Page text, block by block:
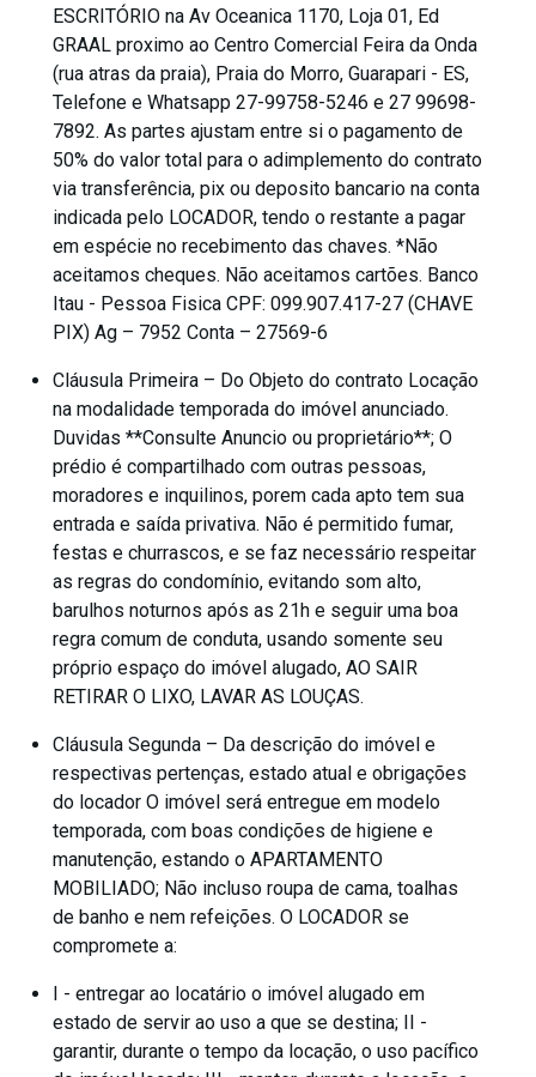
ESCRITÓRIO na Av Oceanica 1170, Loja 01, Ed
GRAAL proximo ao Centro Comercial Feira da Onda
(rua atras da praia), Praia do Morro, Guarapari - ES,
Telefone e Whatsapp 27-99758-5246 e 27 99698-
7892. As partes ajustam entre si o pagamento de
50% do valor total para o adimplemento do contrato
via transferência, pix ou deposito bancario na conta
indicada pelo LOCADOR, tendo o restante a pagar
em espécie no recebimento das chaves. *Não
aceitamos cheques. Não aceitamos cartões. Banco
Itau - Pessoa Fisica CPF: 099.907.417-27 (CHAVE
PIX) Ag – 7952 Conta – 27569-6
Cláusula Primeira – Do Objeto do contrato Locação
na modalidade temporada do imóvel anunciado.
Duvidas **Consulte Anuncio ou proprietário**; O
prédio é compartilhado com outras pessoas,
moradores e inquilinos, porem cada apto tem sua
entrada e saída privativa. Não é permitido fumar,
festas e churrascos, e se faz necessário respeitar
as regras do condomínio, evitando som alto,
barulhos noturnos após as 21h e seguir uma boa
regra comum de conduta, usando somente seu
próprio espaço do imóvel alugado, AO SAIR
RETIRAR O LIXO, LAVAR AS LOUÇAS.
Cláusula Segunda – Da descrição do imóvel e
respectivas pertenças, estado atual e obrigações
do locador O imóvel será entregue em modelo
temporada, com boas condições de higiene e
manutenção, estando o APARTAMENTO
MOBILIADO; Não incluso roupa de cama, toalhas
de banho e nem refeições. O LOCADOR se
compromete a:
I - entregar ao locatário o imóvel alugado em
estado de servir ao uso a que se destina; II -
garantir, durante o tempo da locação, o uso pacífico